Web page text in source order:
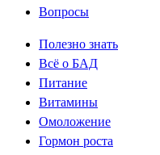
Вопросы
Полезно знать
Всё о БАД
Питание
Витамины
Омоложение
Гормон роста